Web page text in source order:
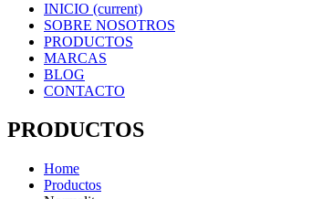
INICIO (current)
SOBRE NOSOTROS
PRODUCTOS
MARCAS
BLOG
CONTACTO
PRODUCTOS
Home
Productos